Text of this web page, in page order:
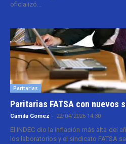
oficializó...
Paritarias
Paritarias FATSA con nuevos
Camila Gomez - 22/04/2026 14:30
El INDEC dio la inflación más alta del
los laboratorios y el sindicato FATSA